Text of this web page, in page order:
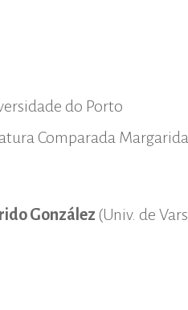
do Porto
Comparada Margarida
González (Univ. de